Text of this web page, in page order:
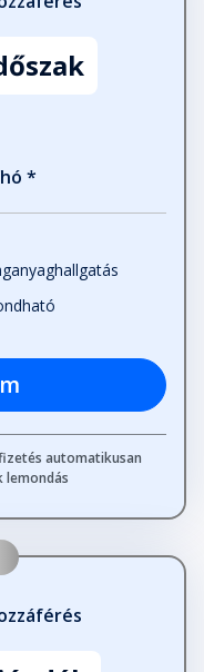
*
automatikusan
lemondás